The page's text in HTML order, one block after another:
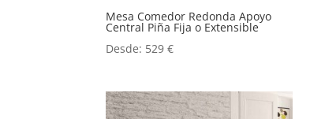
Mesa Comedor Redonda Apoyo
Central Piña Fija o Extensible
Desde: 529€